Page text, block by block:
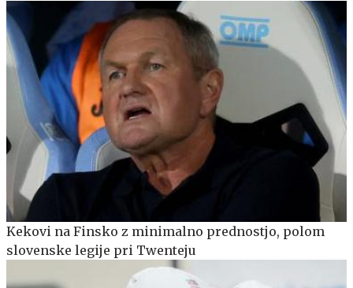
Kekovi na Finsko z minimalno prednostjo, polom
slovenske legije pri Twenteju